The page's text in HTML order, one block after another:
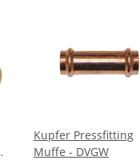
Kupfer Pressfitting
Muffe - DVGW